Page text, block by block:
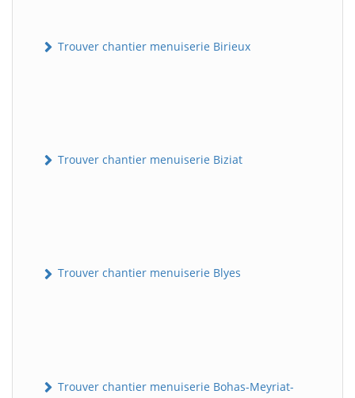
Trouver chantier menuiserie Birieux
Trouver chantier menuiserie Biziat
Trouver chantier menuiserie Blyes
Trouver chantier menuiserie Bohas-Meyriat-